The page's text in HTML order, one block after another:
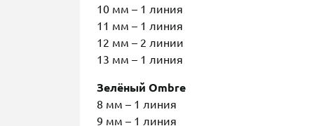
10 мм – 1 линия
11 мм – 1 линия
12 мм – 2 линии
13 мм – 1 линия
Зелёный Ombre
8 мм – 1 линия
9 мм – 1 линия